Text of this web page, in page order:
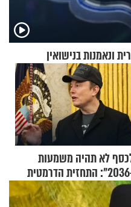
ונאמנות בנישואין
לא תהיה משמעות
ב-2036": התחזית הדרמטית
אילון מאסק על עתיד
הכלכלה